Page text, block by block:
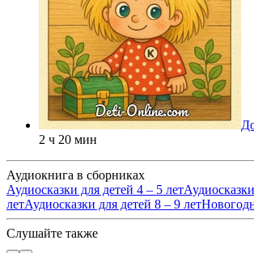
2 ч 20 мин
Аудиокнига в сборниках
Аудиосказки для детей 4 – 5 лет
летАудиосказки для детей 8 – 9 лет
Слушайте также